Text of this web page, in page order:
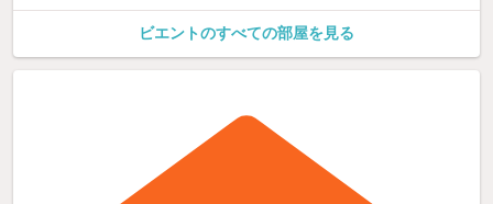
ビエントのすべての部屋を見る